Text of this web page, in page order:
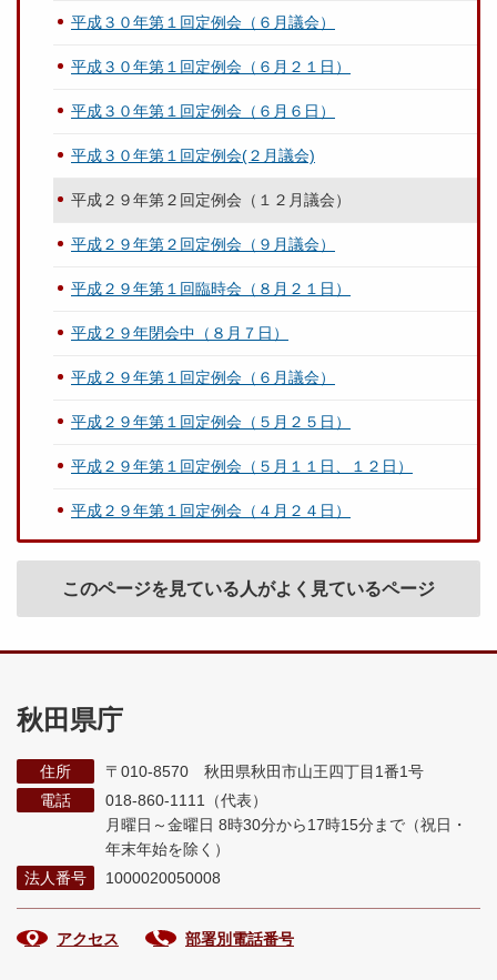
平成３０年第１回定例会（６月議会）
平成３０年第１回定例会（６月２１日）
平成３０年第１回定例会（６月６日）
平成３０年第１回定例会(２月議会)
平成２９年第２回定例会（１２月議会）
平成２９年第２回定例会（９月議会）
平成２９年第１回臨時会（８月２１日）
平成２９年閉会中（８月７日）
平成２９年第１回定例会（６月議会）
平成２９年第１回定例会（５月２５日）
平成２９年第１回定例会（５月１１日、１２日）
平成２９年第１回定例会（４月２４日）
このページを見ている人がよく見ているページ
秋田県庁
住所
〒010-8570 秋田県秋田市山王四丁目1番1号
電話
018-860-1111（代表）
月曜日～金曜日 8時30分から17時15分まで （祝日・
年末年始を除く）
法人番号
1000020050008
アクセス 部署別電話番号